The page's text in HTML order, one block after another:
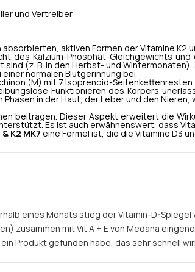
und Vertreiber
aktiven Formen der Vitamine K2
des Kalzium-Phosphat-Gleichgewichts
(z. B. in den Herbst- und Wintermonaten),
normalen Blutgerinnung bei
(M) mit 7 Isoprenoid-Seitenkettenresten.
Funktionieren des Körpers
in der Haut, der Leber und den
beitragen. Dieser Aspekt erweitert die
Es ist auch erwähnenswert, dass
K2 MK7 eine Formel ist, die die Vitamine D3
eines Monats stieg der Vitamin-D-Spiegel
zusammen mit Vit A + E von Medana
Produkt gefunden habe, das sehr schnell